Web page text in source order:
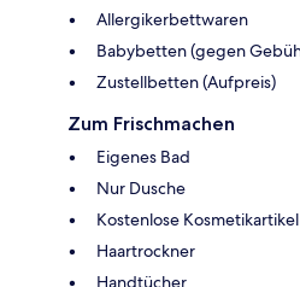
Allergikerbettwaren
Babybetten (gegen
Zustellbetten (Aufpreis)
Zum Frischmachen
Eigenes Bad
Nur Dusche
Kostenlose Kosmetikartikel
Haartrockner
Handtücher